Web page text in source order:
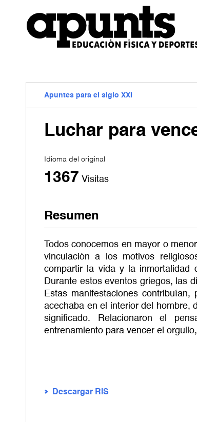
Apuntes para el siglo XXI
Luchar para
Idioma del original
1367 Visitas
Resumen
Todos conocemos en mayor o
vinculación a los motivos
compartir la vida y la inmortalidad
Durante estos eventos griegos, las
Estas manifestaciones
acechaba en el interior del hombre,
significado. Relacionaron el
entrenamiento para vencer el
Descargar RIS